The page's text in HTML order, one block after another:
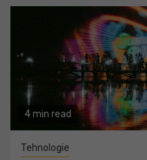
4 min read
Tehnologie